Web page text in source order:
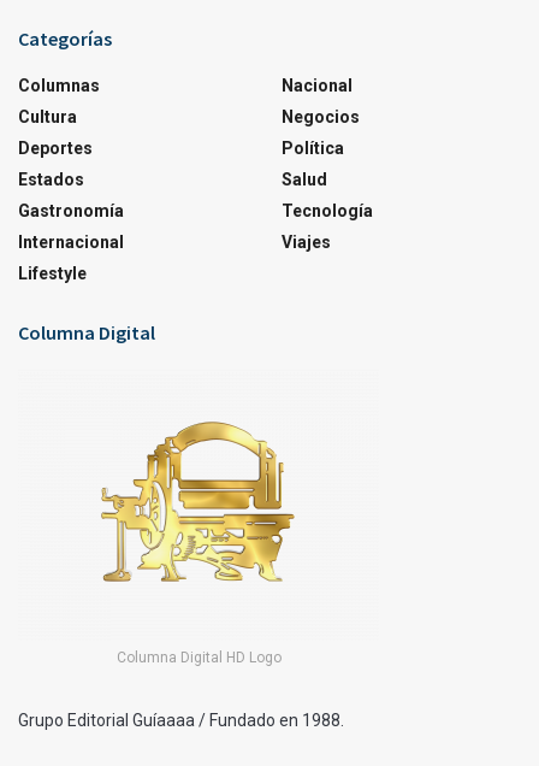
Categorías
Columnas
Cultura
Deportes
Estados
Gastronomía
Internacional
Lifestyle
Nacional
Negocios
Política
Salud
Tecnología
Viajes
Columna Digital
Columna Digital HD Logo
Grupo Editorial Guíaaaa / Fundado en 1988.